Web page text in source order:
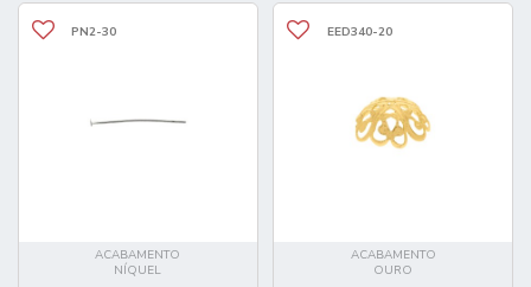
PN2-30
ACABAMENTO
NÍQUEL
EED340-20
ACABAMENTO
OURO